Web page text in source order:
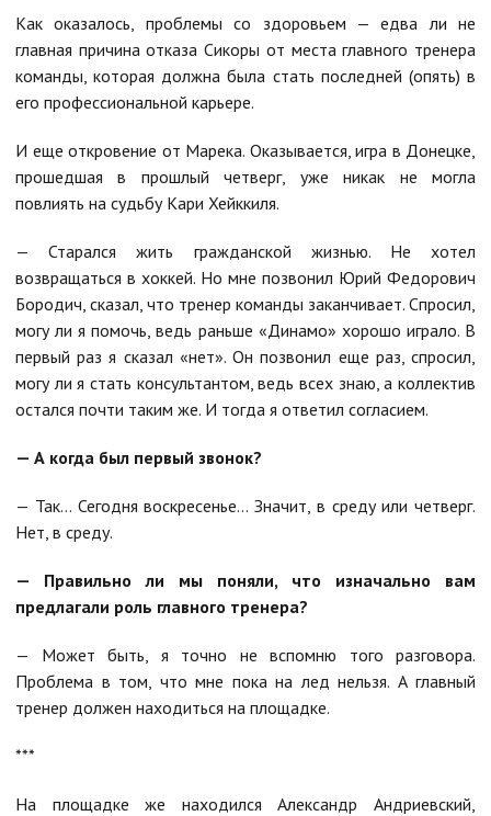
Как оказалось, проблемы со здоровьем — едва ли не
главная причина отказа Сикоры от места главного тренера
команды, которая должна была стать последней (опять) в
его профессиональной карьере.
И еще откровение от Марека. Оказывается, игра в Донецке,
прошедшая в прошлый четверг, уже никак не могла
повлиять на судьбу Кари Хейккиля.
— Старался жить гражданской жизнью. Не хотел
возвращаться в хоккей. Но мне позвонил Юрий Федорович
Бородич, сказал, что тренер команды заканчивает. Спросил,
могу ли я помочь, ведь раньше «Динамо» хорошо играло. В
первый раз я сказал «нет». Он позвонил еще раз, спросил,
могу ли я стать консультантом, ведь всех знаю, а коллектив
остался почти таким же. И тогда я ответил согласием.
— А когда был первый звонок?
— Так… Сегодня воскресенье… Значит, в среду или четверг.
Нет, в среду.
— Правильно ли мы поняли, что изначально вам
предлагали роль главного тренера?
— Может быть, я точно не вспомню того разговора.
Проблема в том, что мне пока на лед нельзя. А главный
тренер должен находиться на площадке.
***
На площадке же находился Александр Андриевский,